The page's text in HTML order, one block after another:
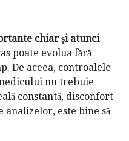
chiar și atunci
poate evolua fără
De aceea, controalele
nu trebuie
constantă, disconfort
analizelor, este bine să